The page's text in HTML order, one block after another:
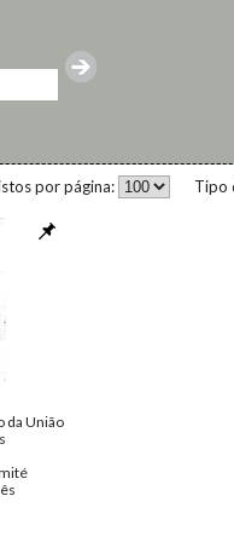
Tipo
por página:
da União